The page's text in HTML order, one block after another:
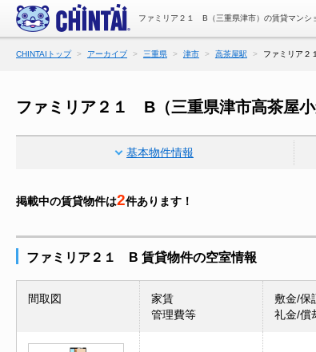
ファミリア２１ B（三重県津市）の賃貸マンシ
CHINTAIトップ アーカイブ 三重県 津市 高茶屋駅 ファミリア２
ファミリア２１ B（三重県津市高茶屋
基本物件情報
掲載中の賃貸物件は2件あります！
ファミリア２１ B 賃貸物件の空室情報
間取図
家賃
管理費等
敷金/保
礼金/償